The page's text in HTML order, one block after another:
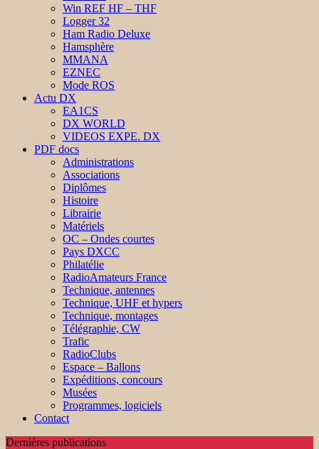
Win REF HF – THF
Logger 32
Ham Radio Deluxe
Hamsphère
MMANA
EZNEC
Mode ROS
Actu DX
EA1CS
DX WORLD
VIDEOS EXPE. DX
PDF docs
Administrations
Associations
Diplômes
Histoire
Librairie
Matériels
OC – Ondes courtes
Pays DXCC
Philatélie
RadioAmateurs France
Technique, antennes
Technique, UHF et hypers
Technique, montages
Télégraphie, CW
Trafic
RadioClubs
Espace – Ballons
Expéditions, concours
Musées
Programmes, logiciels
Contact
Dernières publications